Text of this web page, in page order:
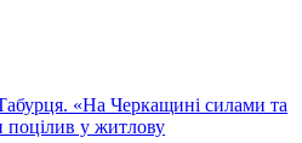
«На Черкащині силами та
у житлову